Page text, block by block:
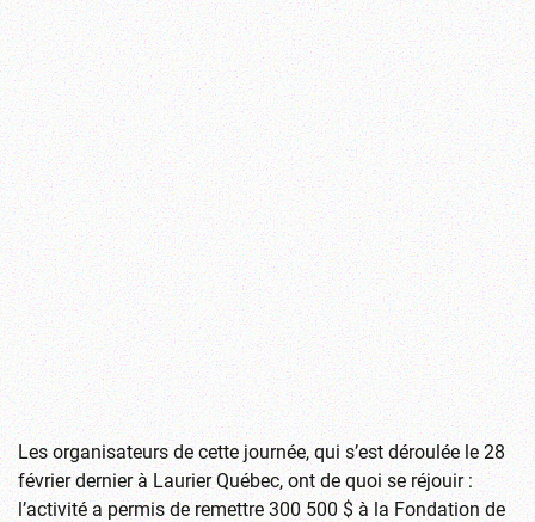
Les organisateurs de cette journée, qui s’est déroulée le 28
février dernier à Laurier Québec, ont de quoi se réjouir :
l’activité a permis de remettre 300 500 $ à la Fondation de